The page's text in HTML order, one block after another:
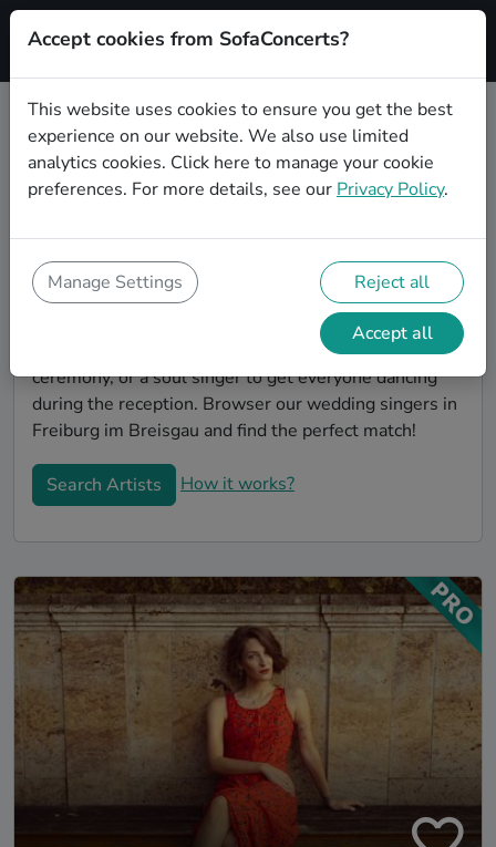
Signup
Book Chanson wedding singers in
Freiburg im Breisgau
im Breisgau to make your big day perfect. With
SofaConcerts youll find professional and authentic
Chanson singers that can perform a whole range of
songs and genres. Maybe you're looking for someone
to do something classically beautiful during the
ceremony, or a soul singer to get everyone dancing
during the reception. Browser our wedding singers in
Freiburg im Breisgau and find the perfect match!
Search Artists How it works?
Accept cookies from SofaConcerts?
This website uses cookies to ensure you get the best
experience on our website. We also use limited
analytics cookies. Click here to manage your cookie
preferences. For more details, see our Privacy Policy.
Manage Settings Reject all
Accept all